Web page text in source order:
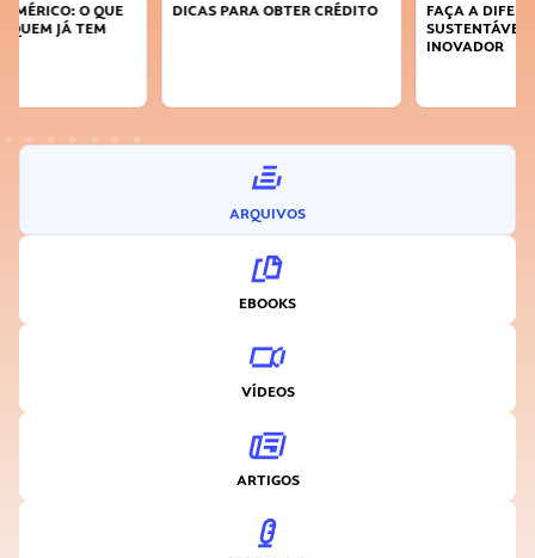
DICAS PARA OBTER CRÉDITO
FAÇA A DIFERENÇA: SEJA
SUSTENTÁVEL, SEJA
ARQUIVOS
EBOOKS
VÍDEOS
ARTIGOS